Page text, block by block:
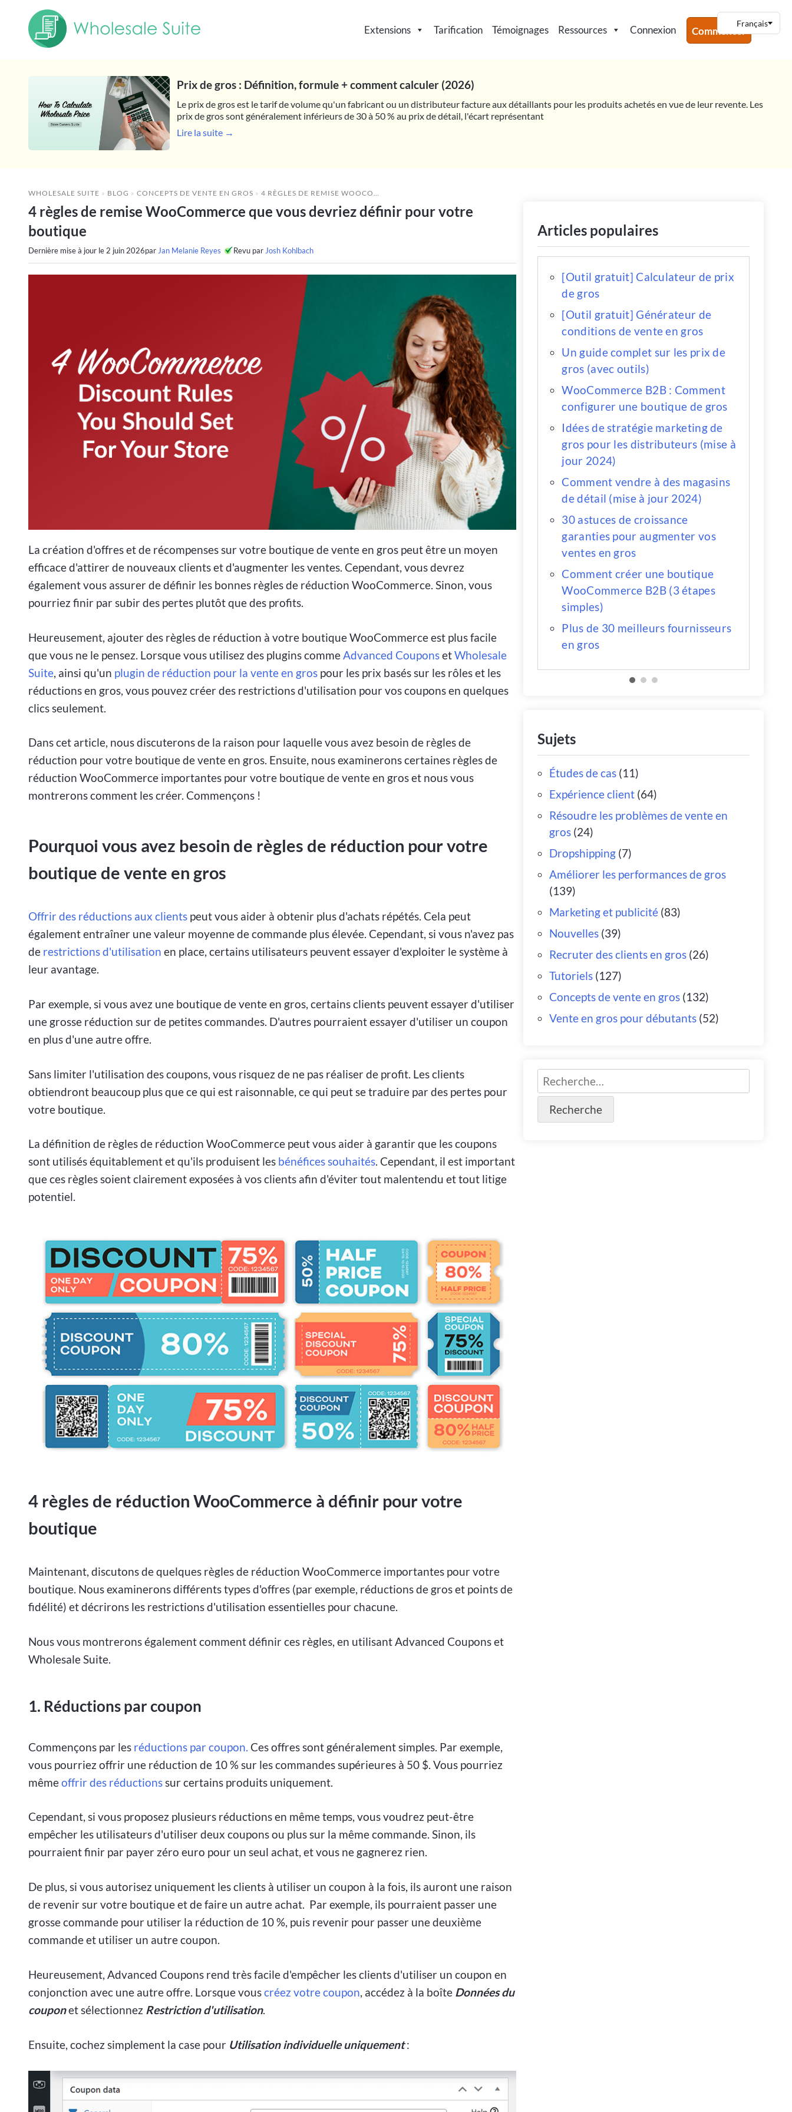
Extensions Tarification Témoignages Ressources Connexion Commencer
Prix de gros : Définition, formule + comment calculer (2026)
Le prix de gros est le tarif de volume qu'un fabricant ou un distributeur facture aux détaillants pour les produits achetés en vue de leur revente. Les
prix de gros sont généralement inférieurs de 30 à 50 % au prix de détail, l'écart représentant
Lire la suite →
WHOLESALE SUITE » BLOG » CONCEPTS DE VENTE EN GROS » 4 RÈGLES DE REMISE WOOCOMMERCE QUE VOUS DEVRIEZ DÉFINIR POUR VOTRE BOUTIQUE
4 règles de remise WooCommerce que vous devriez définir pour votre
boutique
Dernière mise à jour le 2 juin 2026par Jan Melanie Reyes Revu par Josh Kohlbach
La création d'offres et de récompenses sur votre boutique de vente en gros peut être un moyen
efficace d'attirer de nouveaux clients et d'augmenter les ventes. Cependant, vous devrez
également vous assurer de définir les bonnes règles de réduction WooCommerce. Sinon, vous
pourriez finir par subir des pertes plutôt que des profits.
Heureusement, ajouter des règles de réduction à votre boutique WooCommerce est plus facile
que vous ne le pensez. Lorsque vous utilisez des plugins commeAdvanced CouponsetWholesale
Suite, ainsi qu'un plugin de réduction pour la vente en gros pour les prix basés sur les rôles et les
réductions en gros, vous pouvez créer des restrictions d'utilisation pour vos coupons en quelques
clics seulement.
Dans cet article, nous discuterons de la raison pour laquelle vous avez besoin de règles de
réduction pour votre boutique de vente en gros. Ensuite, nous examinerons certaines règles de
réduction WooCommerce importantes pour votre boutique de vente en gros et nous vous
montrerons comment les créer. Commençons !
Pourquoi vous avez besoin de règles de réduction pour votre
boutique de vente en gros
Offrir des réductions aux clients peut vous aider à obtenir plus d'achats répétés. Cela peut
également entraîner une valeur moyenne de commande plus élevée. Cependant, si vous n'avez pas
de restrictions d'utilisation en place, certains utilisateurs peuvent essayer d'exploiter le système à
leur avantage.
Par exemple, si vous avez une boutique de vente en gros, certains clients peuvent essayer d'utiliser
une grosse réduction sur de petites commandes. D'autres pourraient essayer d'utiliser un coupon
en plus d'une autre offre.
Sans limiter l'utilisation des coupons, vous risquez de ne pas réaliser de profit. Les clients
obtiendront beaucoup plus que ce qui est raisonnable, ce qui peut se traduire par des pertes pour
votre boutique.
La définition de règles de réduction WooCommerce peut vous aider à garantir que les coupons
sont utilisés équitablement et qu'ils produisent les bénéfices souhaités. Cependant, il est important
que ces règles soient clairement exposées à vos clients afin d'éviter tout malentendu et tout litige
potentiel.
4 règles de réduction WooCommerce à définir pour votre
boutique
Maintenant, discutons de quelques règles de réduction WooCommerce importantes pour votre
boutique. Nous examinerons différents types d'offres (par exemple, réductions de gros et points de
fidélité) et décrirons les restrictions d'utilisation essentielles pour chacune.
Nous vous montrerons également comment définir ces règles, en utilisant Advanced Coupons et
Wholesale Suite.
1. Réductions par coupon
Commençons par les réductions par coupon. Ces offres sont généralement simples. Par exemple,
vous pourriez offrir une réduction de 10 % sur les commandes supérieures à 50 $. Vous pourriez
mêmeoffrir des réductionssur certains produits uniquement.
Cependant, si vous proposez plusieurs réductions en même temps, vous voudrez peut-être
empêcher les utilisateurs d'utiliser deux coupons ou plus sur la même commande. Sinon, ils
pourraient finir par payer zéro euro pour un seul achat, et vous ne gagnerez rien.
De plus, si vous autorisez uniquement les clients à utiliser un coupon à la fois, ils auront une raison
de revenir sur votre boutique et de faire un autre achat. Par exemple, ils pourraient passer une
grosse commande pour utiliser la réduction de 10 %, puis revenir pour passer une deuxième
commande et utiliser un autre coupon.
Heureusement, Advanced Coupons rend très facile d'empêcher les clients d'utiliser un coupon en
conjonction avec une autre offre. Lorsque vouscréez votre coupon, accédez à la boîte Données du
couponet sélectionnez Restriction d'utilisation.
Ensuite, cochez simplement la case pour Utilisation individuelle uniquement:
Articles populaires
[Outil gratuit] Calculateur de prix
de gros
[Outil gratuit] Générateur de
conditions de vente en gros
Un guide complet sur les prix de
gros (avec outils)
WooCommerce B2B : Comment
configurer une boutique de gros
Idées de stratégie marketing de
gros pour les distributeurs (mise à
jour 2024)
Comment vendre à des magasins
de détail (mise à jour 2024)
30 astuces de croissance
garanties pour augmenter vos
ventes en gros
Comment créer une boutique
WooCommerce B2B (3 étapes
simples)
Plus de 30 meilleurs fournisseurs
en gros
Sujets
Études de cas (11)
Expérience client (64)
Résoudre les problèmes de vente en
gros (24)
Dropshipping (7)
Améliorer les performances de gros
(139)
Marketing et publicité (83)
Nouvelles (39)
Recruter des clients en gros (26)
Tutoriels (127)
Concepts de vente en gros (132)
Vente en gros pour débutants (52)